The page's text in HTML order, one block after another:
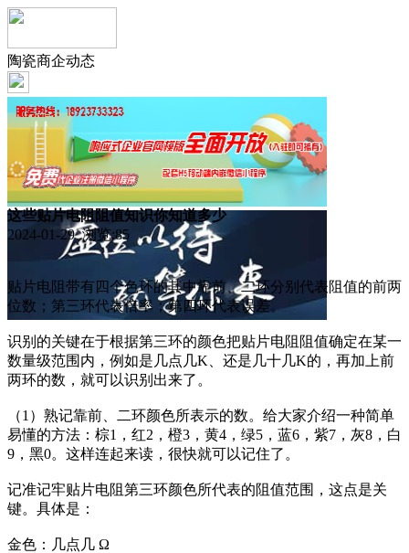
陶瓷商企动态
这些贴片电阻阻值知识你知道多少
2024-01-29 浏览:85
贴片电阻带有四个色环的其中靠前、二环分别代表阻值的前两
位数；第三环代表倍率；第四环代表误差。
识别的关键在于根据第三环的颜色把贴片电阻阻值确定在某一
数量级范围内，例如是几点几K、还是几十几K的，再加上前
两环的数，就可以识别出来了。
（1）熟记靠前、二环颜色所表示的数。给大家介绍一种简单
易懂的方法：棕1，红2，橙3，黄4，绿5，蓝6，紫7，灰8，白
9，黑0。这样连起来读，很快就可以记住了。
记准记牢贴片电阻第三环颜色所代表的阻值范围，这点是关
键。具体是：
金色：几点几 Ω